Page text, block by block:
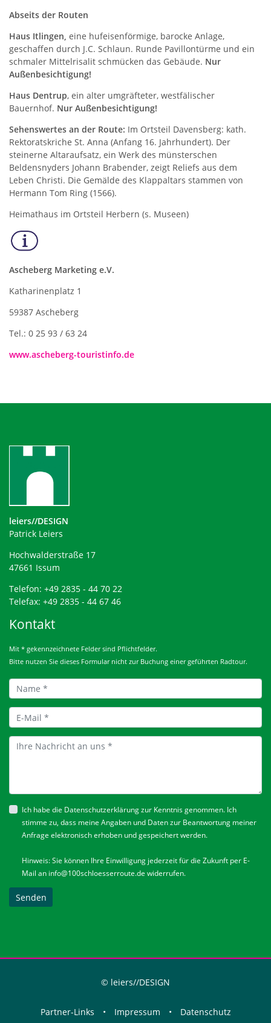
Abseits der Routen
Haus Itlingen, eine hufeisenförmige, barocke Anlage,
geschaffen durch J.C. Schlaun. Runde Pavillontürme und ein
schmaler Mittelrisalit schmücken das Gebäude. Nur
Außenbesichtigung!
Haus Dentrup, ein alter umgräfteter, westfälischer
Bauernhof. Nur Außenbesichtigung!
Sehenswertes an der Route: Im Ortsteil Davensberg: kath.
Rektoratskriche St. Anna (Anfang 16. Jahrhundert). Der
steinerne Altaraufsatz, ein Werk des münsterschen
Beldensnyders Johann Brabender, zeigt Reliefs aus dem
Leben Christi. Die Gemälde des Klappaltars stammen von
Hermann Tom Ring (1566).
Heimathaus im Ortsteil Herbern (s. Museen)
Ascheberg Marketing e.V.
Katharinenplatz 1
59387 Ascheberg
Tel.: 0 25 93 / 63 24
www.ascheberg-touristinfo.de
leiers//DESIGN
Patrick Leiers
Hochwalderstraße 17
47661 Issum
Telefon: +49 2835 - 44 70 22
Telefax: +49 2835 - 44 67 46
Kontakt
Mit * gekennzeichnete Felder sind Pflichtfelder.
Bitte nutzen Sie dieses Formular nicht zur Buchung einer geführten Radtour.
Ich habe die Datenschutzerklärungzur Kenntnis genommen. Ich
stimme zu, dass meine Angaben und Daten zur Beantwortung meiner
Anfrage elektronisch erhoben und gespeichert werden.
Hinweis: Sie können Ihre Einwilligung jederzeit für die Zukunft per E-
Mail an info@100schloesserroute.de widerrufen.
Senden
© leiers//DESIGN
Partner-Links • Impressum • Datenschutz